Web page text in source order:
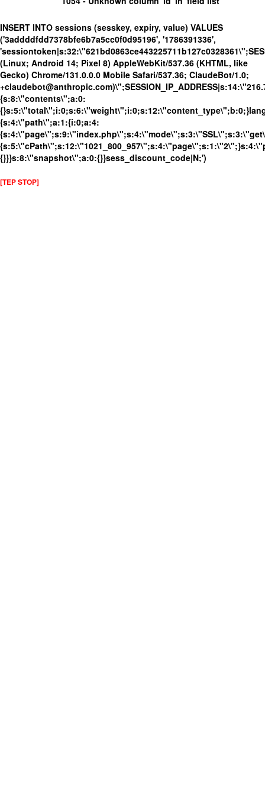
INSERT INTO sessions (sesskey, expiry, value) VALUES
('3addddfdd7378bfe6b7a5cc0f0d95196', '1786391336',
(Linux; Android 14; Pixel 8) AppleWebKit/537.36 (KHTML, like
Gecko) Chrome/131.0.0.0 Mobile Safari/537.36; ClaudeBot/1.0;
{s:8:\"contents\";a:0:
{s:4:\"path\";a:1:{i:0;a:4:
{}}}s:8:\"snapshot\";a:0:{}}sess_discount_code|N;')
[TEP STOP]